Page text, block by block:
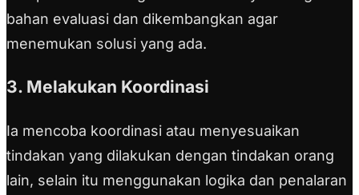
bahan evaluasi dan dikembangkan agar
menemukan solusi yang ada.
3. Melakukan Koordinasi
Ia mencoba koordinasi atau menyesuaikan
tindakan yang dilakukan dengan tindakan orang
lain, selain itu menggunakan logika dan penalaran